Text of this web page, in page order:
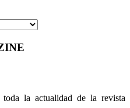
la actualidad de la revista